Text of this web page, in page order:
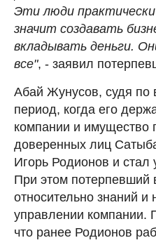
Эти люди
значит создавать
вкладывать деньги.
все", - заявил
Абай Жунусов, судя по
период, когда его
компании и имущество
доверенных лиц
Игорь Родионов и стал
При этом потерпевший
относительно знаний и
управлении компании.
что ранее Родионов